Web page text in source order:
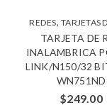
REDES, TARJETAS
TARJETA DE
INALAMBRICA
LINK/N150/32
WN751ND
$249.00